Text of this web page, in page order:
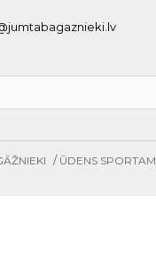
/ ŪDENS SPORTAM